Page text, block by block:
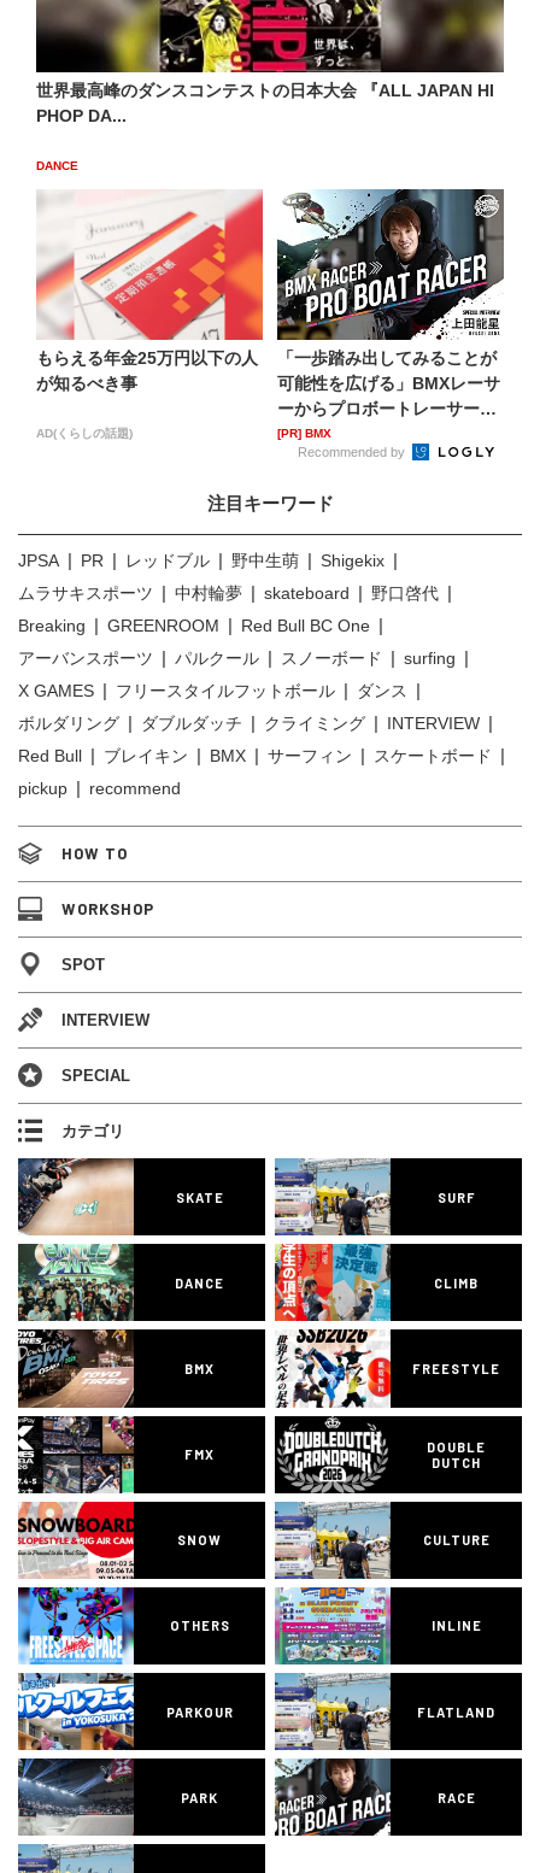
世界最高峰のダンスコンテストの日本大会 『ALL JAPAN HI
PHOP DA...
DANCE
もらえる年金25万円以下の人
が知るべき事
AD(くらしの話題)
「一歩踏み出してみることが
可能性を広げる」BMXレーサ
ーからプロボートレーサー
へ...
[PR] BMX
Recommended by
注目キーワード
JPSA PR レッドブル 野中生萌
Shigekix
ムラサキスポーツ
中村輪夢 skateboard
野口啓代
Breaking
GREENROOM
Red Bull BC One
アーバンスポーツ
パルクール スノーボード
surfing
X GAMES
フリースタイルフットボール
ダンス
ボルダリング
ダブルダッチ クライミング
INTERVIEW
Red Bull
ブレイキン BMX サーフィン
スケートボード
pickup
recommend
HOW TO
WORKSHOP
SPOT
INTERVIEW
SPECIAL
カテゴリ
SKATE SURF
DANCE CLIMB
BMX FREESTYLE
FMX
DOUBLE
DUTCH
SNOW CULTURE
OTHERS INLINE
PARKOUR FLATLAND
PARK RACE